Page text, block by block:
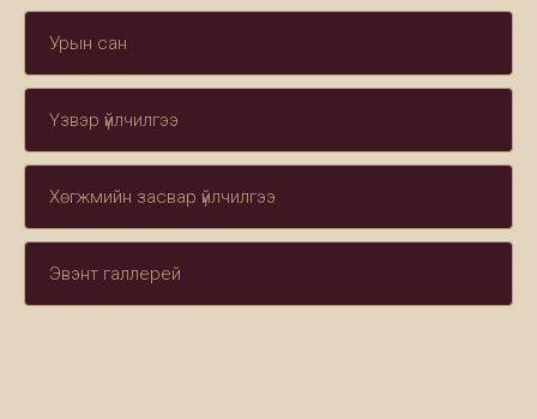
Урын сан
Үзвэр үйлчилгээ
Хөгжмийн засвар үйлчилгээ
Эвэнт галлерей